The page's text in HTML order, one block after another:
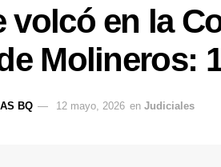
volcó en la
Molineros:
BQ 12 mayo, 2026 en Judiciales